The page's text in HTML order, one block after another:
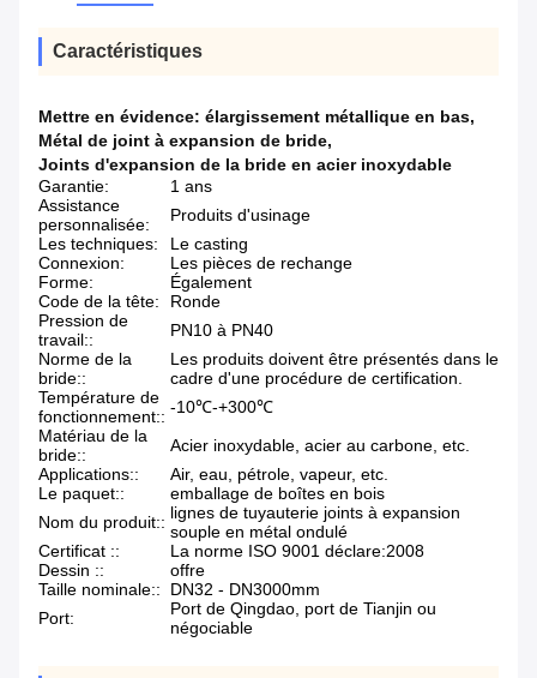
Caractéristiques
Mettre en évidence: élargissement métallique en bas,
Métal de joint à expansion de bride,
Joints d'expansion de la bride en acier inoxydable
Garantie:
1 ans
Assistance
personnalisée:
Produits d'usinage
Les techniques:
Le casting
Connexion:
Les pièces de rechange
Forme:
Également
Code de la tête:
Ronde
Pression de
travail::
PN10 à PN40
Norme de la
bride::
Les produits doivent être présentés dans le
cadre d'une procédure de certification.
Température de
fonctionnement:: -10℃-+300℃
Matériau de la
bride::
Acier inoxydable, acier au carbone, etc.
Applications::
Air, eau, pétrole, vapeur, etc.
Le paquet::
emballage de boîtes en bois
Nom du produit:: lignes de tuyauterie joints à expansion
souple en métal ondulé
Certificat ::
La norme ISO 9001 déclare:2008
Dessin ::
offre
Taille nominale::
DN32 - DN3000mm
Port:
Port de Qingdao, port de Tianjin ou
négociable